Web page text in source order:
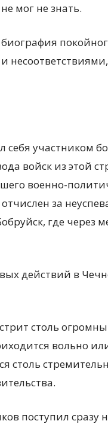
мог не знать.
себя участником
войск из этой
военно-
за
где через
действий в
столь
вольно
столь
поступил сразу